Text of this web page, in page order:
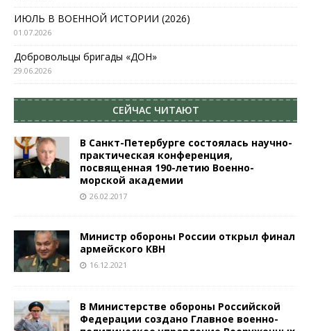
ИЮЛЬ В ВОЕННОЙ ИСТОРИИ (2026)
01.07.2026
Добровольцы бригады «ДОН»
29.06.2026
СЕЙЧАС ЧИТАЮТ
В Санкт-Петербурге состоялась научно-
практическая конференция,
посвященная 190-летию Военно-
морской академии
26.02.2017
Министр обороны России открыл финал
армейского КВН
16.12.2021
В Министерстве обороны Российской
Федерации создано Главное военно-